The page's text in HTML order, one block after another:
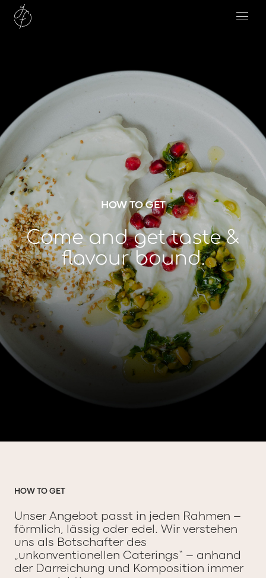
HOW TO GET
Come and get taste &
flavour bound.
HOW TO GET
Unser Angebot passt in jeden Rahmen –
förmlich, lässig oder edel. Wir verstehen
uns als Botschafter des
„unkonventionellen Caterings“ – anhand
der Darreichung und Komposition immer